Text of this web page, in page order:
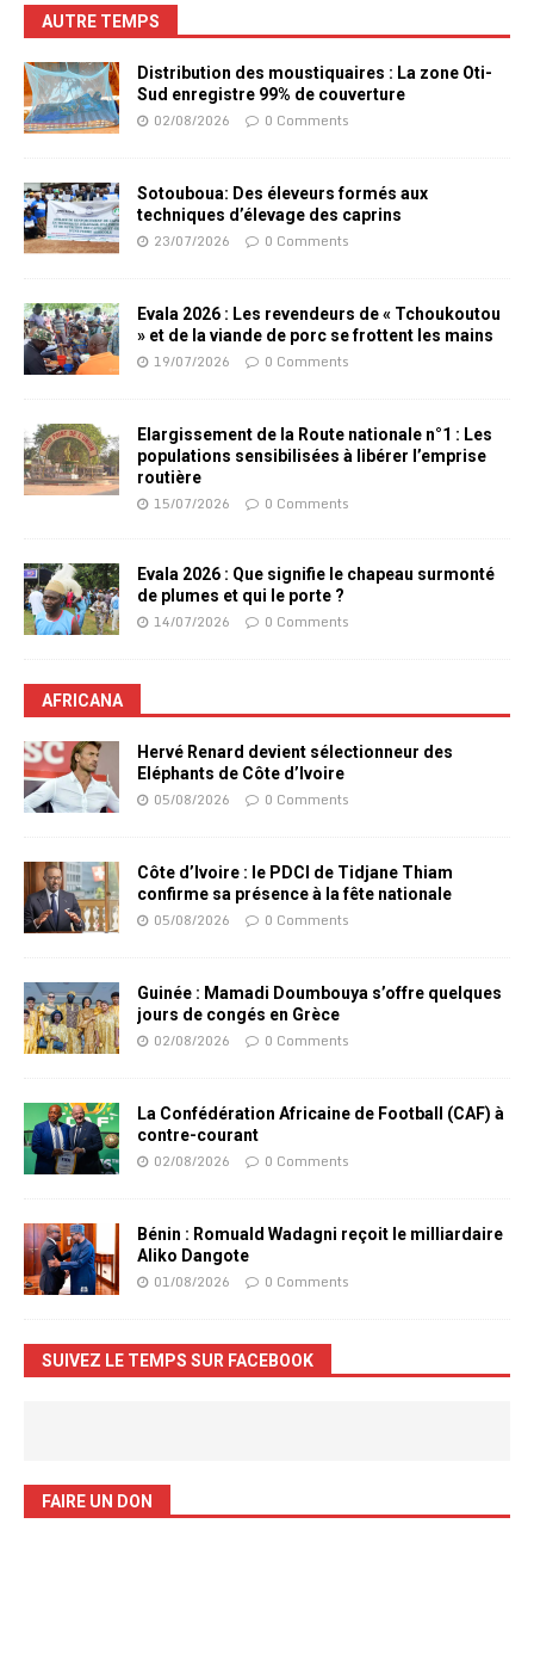
AUTRE TEMPS
Distribution des moustiquaires : La zone Oti-
Sud enregistre 99% de couverture
02/08/2026 0 Comments
Sotouboua: Des éleveurs formés aux
techniques d’élevage des caprins
23/07/2026 0 Comments
Evala 2026 : Les revendeurs de « Tchoukoutou
» et de la viande de porc se frottent les mains
19/07/2026 0 Comments
Elargissement de la Route nationale n°1 : Les
populations sensibilisées à libérer l’emprise
routière
15/07/2026 0 Comments
Evala 2026 : Que signifie le chapeau surmonté
de plumes et qui le porte ?
14/07/2026 0 Comments
AFRICANA
Hervé Renard devient sélectionneur des
Eléphants de Côte d’Ivoire
05/08/2026 0 Comments
Côte d’Ivoire : le PDCI de Tidjane Thiam
confirme sa présence à la fête nationale
05/08/2026 0 Comments
Guinée : Mamadi Doumbouya s’offre quelques
jours de congés en Grèce
02/08/2026 0 Comments
La Confédération Africaine de Football (CAF) à
contre-courant
02/08/2026 0 Comments
Bénin : Romuald Wadagni reçoit le milliardaire
Aliko Dangote
01/08/2026 0 Comments
SUIVEZ LE TEMPS SUR FACEBOOK
FAIRE UN DON